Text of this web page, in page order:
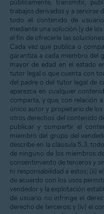
públicamente, transmitir,
trabajos derivados y a servirse
todo el contenido de
mediante una solución (y de
el fin de ofrecerle las
Cada vez que publica o
garantiza a cada miembro del
mayor de edad en el estado
tutor legal o que cuenta con
del padre o del tutor legal de
aparezca en cualquier
comparta, y que, con relación
único autor y propietario de
otros derechos del contenido
publicar y compartir el
miembro del grupo del
describe en la cláusula 5.3,
de ninguno de los miembros
consentimiento de terceros y
ni responsabilidad a estos; (ii)
de acuerdo con los usos
vendedor y la explotación
de usuario no infringe el
derecho de terceros; y (iv) el